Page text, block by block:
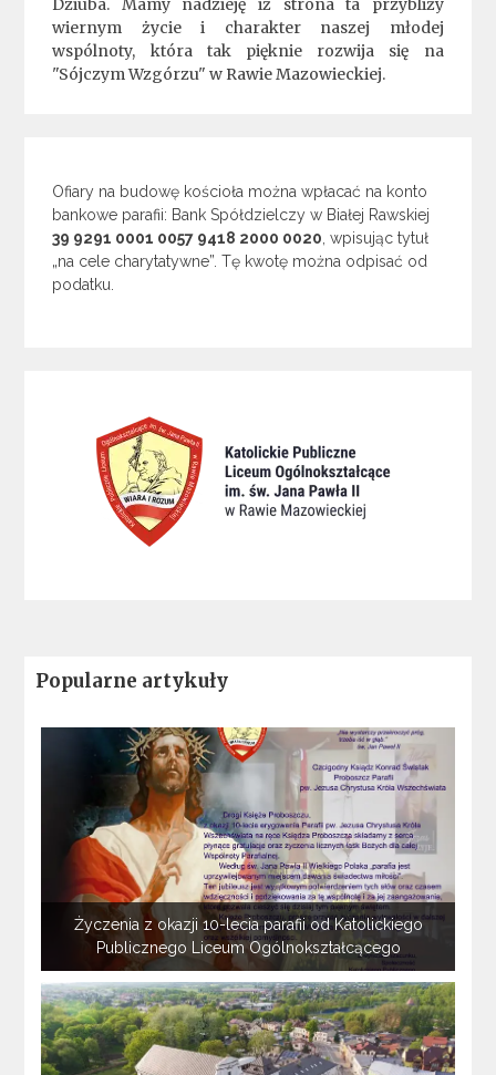
Dziuba. Mamy nadzieję iż strona ta przybliży
wiernym życie i charakter naszej młodej
wspólnoty, która tak pięknie rozwija się na
"Sójczym Wzgórzu" w Rawie Mazowieckiej.
Ofiary na budowę kościoła można wpłacać na konto
bankowe parafii: Bank Spółdzielczy w Białej Rawskiej
39 9291 0001 0057 9418 2000 0020 , wpisując tytuł
„na cele charytatywne”. Tę kwotę można odpisać od
podatku.
Popularne artykuły
Życzenia z okazji 10-lecia parafii od Katolickiego
Publicznego Liceum Ogólnokształcącego